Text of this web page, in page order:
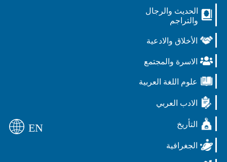
الحديث والرجال
والتراجم
الأخلاق والادعية
الاسرة والمجتمع
علوم اللغة العربية
الادب العربي
التأريخ
الجغرافية
EN